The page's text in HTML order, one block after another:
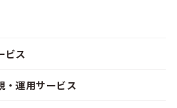
ビス
運用サービス